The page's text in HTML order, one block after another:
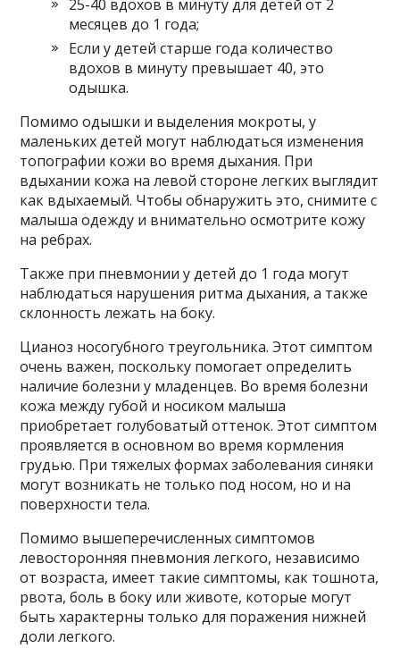
25-40 вдохов в минуту для детей от 2
месяцев до 1 года;
Если у детей старше года количество
вдохов в минуту превышает 40, это
одышка.
Помимо одышки и выделения мокроты, у
маленьких детей могут наблюдаться изменения
топографии кожи во время дыхания. При
вдыхании кожа на левой стороне легких выглядит
как вдыхаемый. Чтобы обнаружить это, снимите с
малыша одежду и внимательно осмотрите кожу
на ребрах.
Также при пневмонии у детей до 1 года могут
наблюдаться нарушения ритма дыхания, а также
склонность лежать на боку.
Цианоз носогубного треугольника. Этот симптом
очень важен, поскольку помогает определить
наличие болезни у младенцев. Во время болезни
кожа между губой и носиком малыша
приобретает голубоватый оттенок. Этот симптом
проявляется в основном во время кормления
грудью. При тяжелых формах заболевания синяки
могут возникать не только под носом, но и на
поверхности тела.
Помимо вышеперечисленных симптомов
левосторонняя пневмония легкого, независимо
от возраста, имеет такие симптомы, как тошнота,
рвота, боль в боку или животе, которые могут
быть характерны только для поражения нижней
доли легкого.